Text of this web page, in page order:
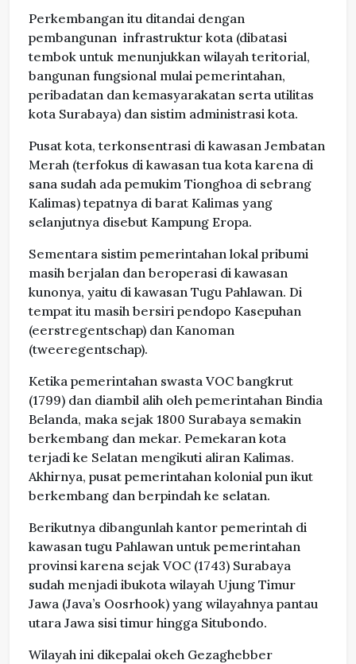
Perkembangan itu ditandai dengan
pembangunan infrastruktur kota (dibatasi
tembok untuk menunjukkan wilayah teritorial,
bangunan fungsional mulai pemerintahan,
peribadatan dan kemasyarakatan serta utilitas
kota Surabaya) dan sistim administrasi kota.
Pusat kota, terkonsentrasi di kawasan Jembatan
Merah (terfokus di kawasan tua kota karena di
sana sudah ada pemukim Tionghoa di sebrang
Kalimas) tepatnya di barat Kalimas yang
selanjutnya disebut Kampung Eropa.
Sementara sistim pemerintahan lokal pribumi
masih berjalan dan beroperasi di kawasan
kunonya, yaitu di kawasan Tugu Pahlawan. Di
tempat itu masih bersiri pendopo Kasepuhan
(eerstregentschap) dan Kanoman
(tweeregentschap).
Ketika pemerintahan swasta VOC bangkrut
(1799) dan diambil alih oleh pemerintahan Bindia
Belanda, maka sejak 1800 Surabaya semakin
berkembang dan mekar. Pemekaran kota
terjadi ke Selatan mengikuti aliran Kalimas.
Akhirnya, pusat pemerintahan kolonial pun ikut
berkembang dan berpindah ke selatan.
Berikutnya dibangunlah kantor pemerintah di
kawasan tugu Pahlawan untuk pemerintahan
provinsi karena sejak VOC (1743) Surabaya
sudah menjadi ibukota wilayah Ujung Timur
Jawa (Java’s Oosrhook) yang wilayahnya pantau
utara Jawa sisi timur hingga Situbondo.
Wilayah ini dikepalai okeh Gezaghebber